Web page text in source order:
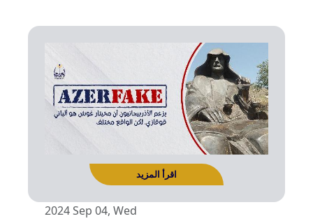
2024 Sep 04, Wed